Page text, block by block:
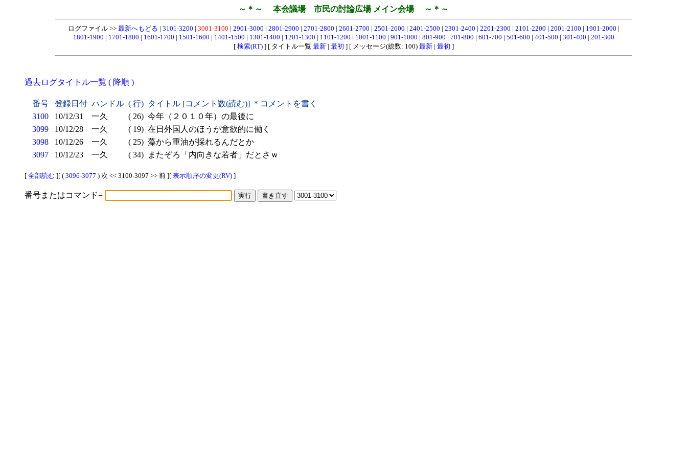
～＊～ 本会議場 市民の討論広場 メイン会場 ～＊～
ログファイル >> 最新へもどる | 3101-3200 | 3001-3100 | 2901-3000 | 2801-2900 | 2701-2800 | 2601-2700 | 2501-2600 | 2401-2500 | 2301-2400 | 2201-2300 | 2101-2200 | 2001-2100 | 1901-2000 |
1801-1900 | 1701-1800 | 1601-1700 | 1501-1600 | 1401-1500 | 1301-1400 | 1201-1300 | 1101-1200 | 1001-1100 | 901-1000 | 801-900 | 701-800 | 601-700 | 501-600 | 401-500 | 301-400 | 201-300
[ 検索(RT)] [ タイトル一覧 最新| 最初 ] [ メッセージ(総数: 100) 最新| 最初 ]
過去ログタイトル一覧 ( 降順 )
番号 登録日付 ハンドル ( 行) タイトル [コメント数(読む)] ＊コメントを書く
3100
10/12/31 一久 ( 26) 今年（２０１０年）の最後に
3099
10/12/28 一久 ( 19) 在日外国人のほうが意欲的に働く
3098
10/12/26 一久 ( 25) 藻から重油が採れるんだとか
3097
10/12/23 一久 ( 34) またぞろ「内向きな若者」だとさｗ
[ 全部読む ][ ( 3096-3077 ) 次 << 3100-3097 >> 前 ][ 表示順序の変更(RV) ]
番号またはコマンド=